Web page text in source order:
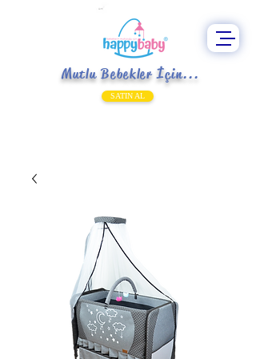
Mutlu Bebekler İçin...
SATIN AL